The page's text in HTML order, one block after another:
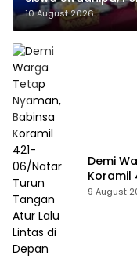
Generasi Muda
10 August 2026
Demi
Koramil
Lalu
9 August